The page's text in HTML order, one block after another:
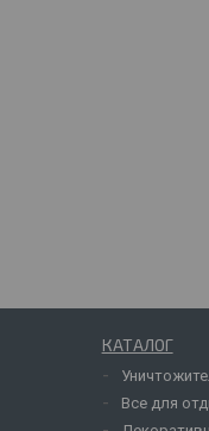
КАТАЛОГ
Все для